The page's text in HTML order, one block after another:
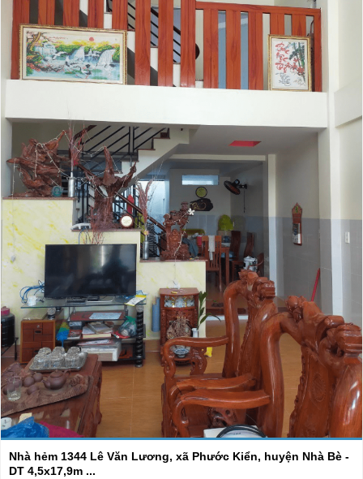
Nhà hẻm 1344 Lê Văn Lương, xã Phước Kiển, huyện Nhà Bè -
DT 4,5x17,9m ...